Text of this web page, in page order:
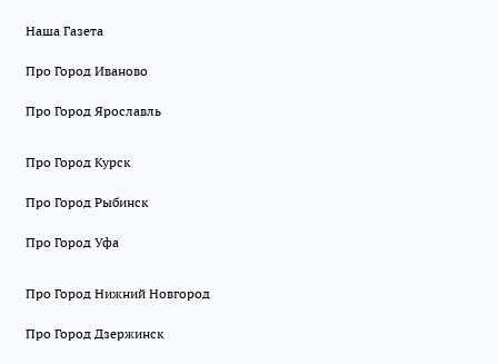
Наша Газета
Про Город Иваново
Про Город Ярославль
Про Город Курск
Про Город Рыбинск
Про Город Уфа
Про Город Нижний Новгород
Про Город Дзержинск